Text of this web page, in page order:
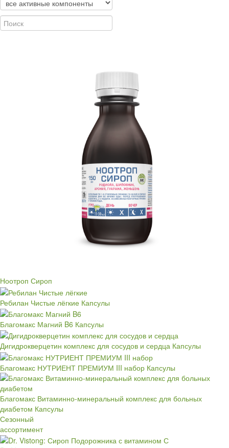
Ноотроп Сироп
Ребилан Чистые лёгкие Капсулы
Благомакс Магний B6 Капсулы
Дигидрокверцетин комплекс для сосудов и сердца Капсулы
Благомакс НУТРИЕНТ ПРЕМИУМ III набор Капсулы
Благомакс Витаминно-минеральный комплекс для больных
диабетом Капсулы
Сезонный
ассортимент